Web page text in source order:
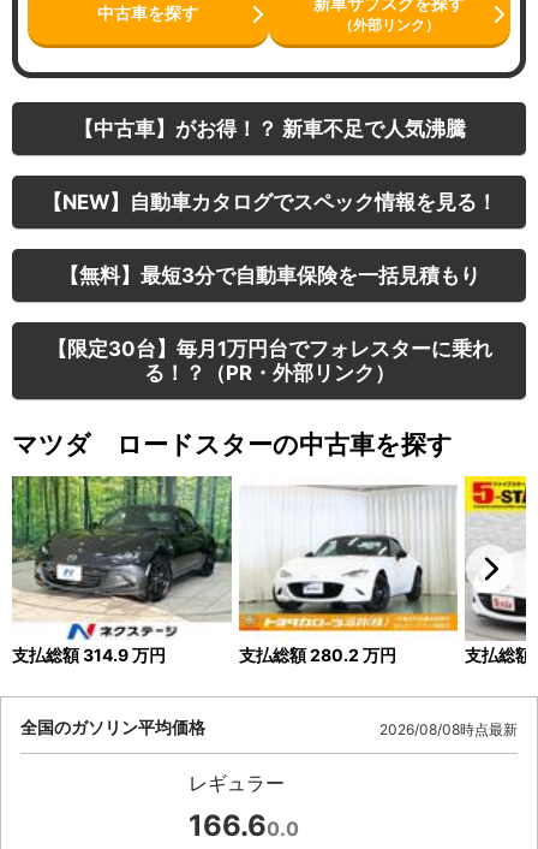
中古車を探す
（外部リンク）
【中古車】がお得！？ 新車不足で人気沸騰
【NEW】自動車カタログでスペック情報を見る！
【無料】最短3分で自動車保険を一括見積もり
【限定30台】毎月1万円台でフォレスターに乗れ
る！？（PR・外部リンク）
マツダ ロードスターの中古車を探す
支払総額314.9万円 支払総額280.2 万円 支払総額
全国のガソリン平均価格 2026/08/08時点最新
レギュラー
166.60.0